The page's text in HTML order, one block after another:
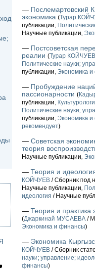
— Послемартовский
экономика (Турар
публикации,
Научные публикации,
— Постсоветская
реалии (Турар КОЙЧУЕВ
Политические науки;
публикации, Экономика
— Пробуждение
пассионарности (
публикации,
Политические науки;
публикации, Экономика
рекомендует)
— Советская
теория
Научные публикации,
— Теория и
КОЙЧУЕВ / Сборник под
Научные публикации,
идеология / Научные
— Теория и практика
(Джаркинай МУСАЕВА /
Экономика и финансы)
— Экономика
КОЙЧУЕВ / Сборник
науки; управление;
финансы)